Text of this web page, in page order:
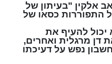
אלקין "בעיתון של
התפוררות כסאו של
להעיף את
דן מרגלית ואחרים,
נפש על דעיכתו